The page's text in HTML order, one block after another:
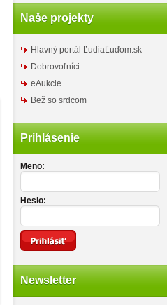
Naše projekty
Hlavný portál ĽudiaĽuďom.sk
Dobrovoľníci
eAukcie
Bež so srdcom
Prihlásenie
Meno:
Heslo:
Newsletter